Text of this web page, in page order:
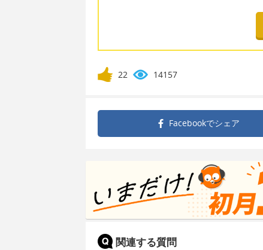
22 14157
Facebookでシェア
関連する質問